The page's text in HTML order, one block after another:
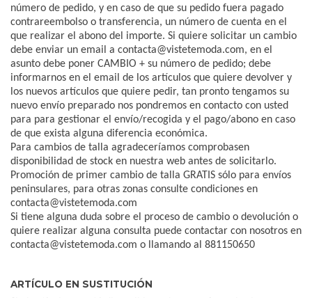
número de pedido, y en caso de que su pedido fuera pagado
contrareembolso o transferencia, un número de cuenta en el
que realizar el abono del importe. Si quiere solicitar un cambio
debe enviar un email a contacta@vistetemoda.com, en el
asunto debe poner CAMBIO + su número de pedido; debe
informarnos en el email de los artículos que quiere devolver y
los nuevos artículos que quiere pedir, tan pronto tengamos su
nuevo envío preparado nos pondremos en contacto con usted
para para gestionar el envío/recogida y el pago/abono en caso
de que exista alguna diferencia económica.
Para cambios de talla agradeceríamos comprobasen
disponibilidad de stock en nuestra web antes de solicitarlo.
Promoción de primer cambio de talla GRATIS sólo para envíos
peninsulares, para otras zonas consulte condiciones en
contacta@vistetemoda.com
Si tiene alguna duda sobre el proceso de cambio o devolución o
quiere realizar alguna consulta puede contactar con nosotros en
contacta@vistetemoda.com o llamando al 881150650
ARTÍCULO EN SUSTITUCIÓN